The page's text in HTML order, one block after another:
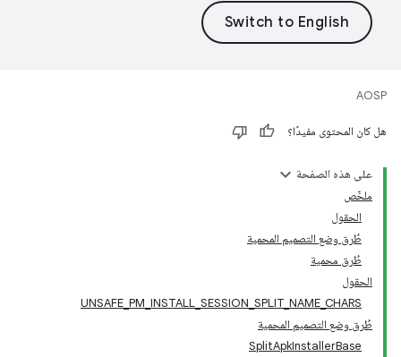
AOSP
هل كان المحتوى مفيدًا؟
على هذه الصفحة
ملخّص
الحقول
طُرق وضع التصميم المحمية
طُرق محمية
الحقول
UNSAFE_PM_INSTALL_SESSION_SPLIT_NAME_CHARS
طُرق وضع التصميم المحمية
SplitApkInstallerBase